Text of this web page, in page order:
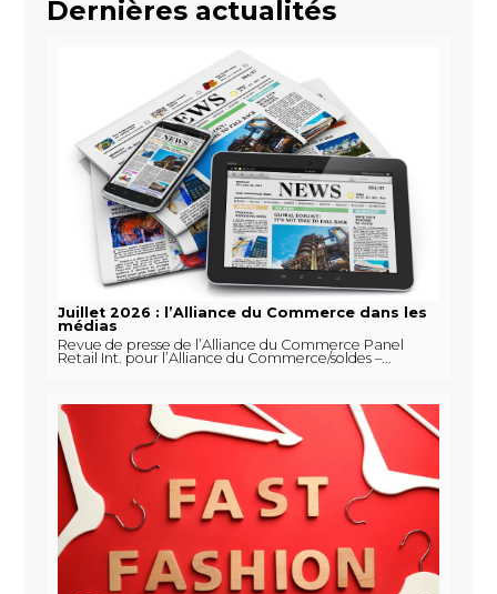
Dernières actualités
Juillet 2026 : l’Alliance du Commerce dans les
médias
Revue de presse de l’Alliance du Commerce Panel
Retail Int. pour l’Alliance du Commerce/soldes –...